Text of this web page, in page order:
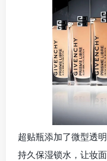
超贴瓶添加了微型透
持久保湿锁水，让妆